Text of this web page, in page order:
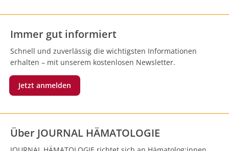
Immer gut informiert
Schnell und zuverlässig die wichtigsten Informationen
erhalten – mit unserem kostenlosen Newsletter.
Jetzt anmelden
Über JOURNAL HÄMATOLOGIE